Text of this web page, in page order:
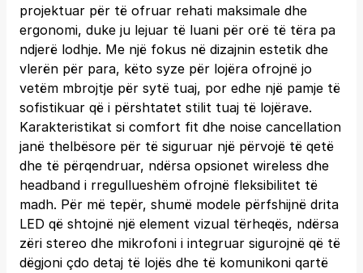
projektuar për të ofruar rehati maksimale dhe
ergonomi, duke ju lejuar të luani për orë të tëra pa
ndjerë lodhje. Me një fokus në dizajnin estetik dhe
vlerën për para, këto syze për lojëra ofrojnë jo
vetëm mbrojtje për sytë tuaj, por edhe një pamje të
sofistikuar që i përshtatet stilit tuaj të lojërave.
Karakteristikat si comfort fit dhe noise cancellation
janë thelbësore për të siguruar një përvojë të qetë
dhe të përqendruar, ndërsa opsionet wireless dhe
headband i rregullueshëm ofrojnë fleksibilitet të
madh. Për më tepër, shumë modele përfshijnë drita
LED që shtojnë një element vizual tërheqës, ndërsa
zëri stereo dhe mikrofoni i integruar sigurojnë që të
dëgjoni çdo detaj të lojës dhe të komunikoni qartë